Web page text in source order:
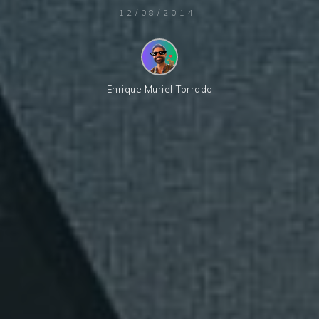
12/08/2014
Enrique Muriel-Torrado